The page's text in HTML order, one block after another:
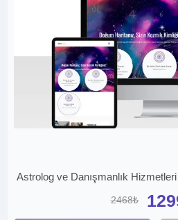
Astrolog ve Danışmanlık
2468₺